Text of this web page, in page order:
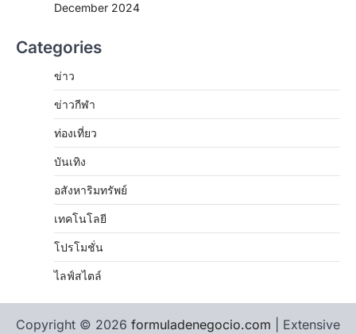
December 2024
Categories
ข่าว
ข่าวกีฬา
ท่องเที่ยว
บันเทิง
อสังหาริมทรัพย์
เทคโนโลยี
โปรโมชั่น
ไลฟ์สไตล์
Copyright © 2026 formuladenegocio.com | Extensive